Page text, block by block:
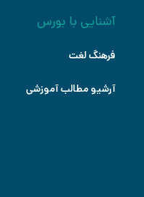
آشنایی با بورس
فرهنگ لغت
آرشیو مطالب آموزشی